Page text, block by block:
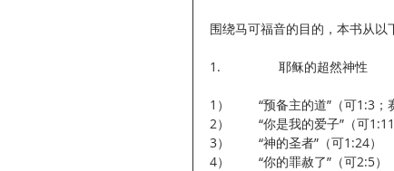
围绕马可福音的目的，本书从以
1.                耶稣的超然神性
1）        “预备主的道”（可1:3；
2）        “你是我的爱子”（可1:11
3）        “神的圣者”（可1:24）
4）        “你的罪赦了”（可2:5）